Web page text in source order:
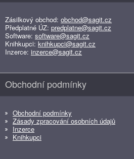
Zásilkový obchod: obchod@sagit.cz
Předplatné ÚZ: predplatne@sagit.cz
Software: software@sagit.cz
Knihkupci: knihkupci@sagit.cz
Inzerce: inzerce@sagit.cz
Obchodní podmínky
Obchodní podmínky
Zásady zpracování osobních údajů
Inzerce
Knihkupci